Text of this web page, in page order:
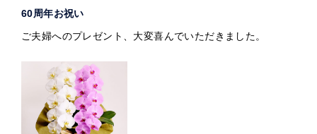
60周年お祝い
ご夫婦へのプレゼント、大変喜んでいただきました。